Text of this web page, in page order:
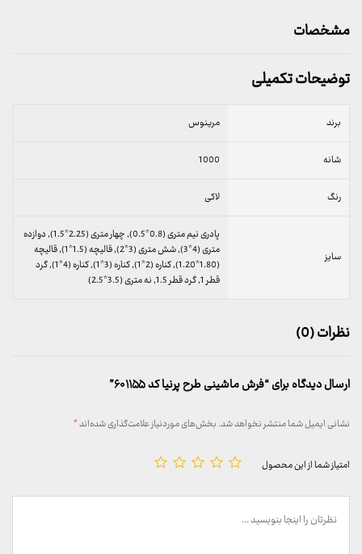
مشخصات
توضیحات تکمیلی
برند مرینوس
شانه 1000
رنگ لاکی
سایز
پادری نیم متری (0.8*0.5), چهار متری (2.25*1.5), دوازده
متری (4*3), شش متری (3*2), قالیچه (1.5*1), قالیچه
(1.80*1.20), کناره (2*1), کناره (3*1), کناره (4*1), گرد
قطر 1, گرد قطر 1.5, نه متری (3.5*2.5)
نظرات (0)
ارسال دیدگاه برای “فرش ماشینی طرح پرنیا کد ۶۰۱۱۵۵”
نشانی ایمیل شما منتشر نخواهد شد.بخش‌های موردنیاز علامت‌گذاری شده‌اند*
امتیاز شما از این محصول